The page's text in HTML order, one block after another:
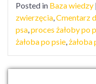
Posted in Baza wiedzy
zwierzęcia,Cmentarz
psa,proces żałoby po
żałoba po psie,żałoba